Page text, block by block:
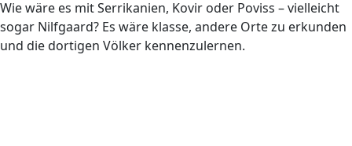
Wie wäre es mit Serrikanien, Kovir oder Poviss – vielleicht
sogar Nilfgaard? Es wäre klasse, andere Orte zu erkunden
und die dortigen Völker kennenzulernen.